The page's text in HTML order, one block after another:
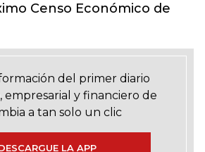
Censo Económico de
del primer diario
empresarial y financiero de
a tan solo un clic
LA APP